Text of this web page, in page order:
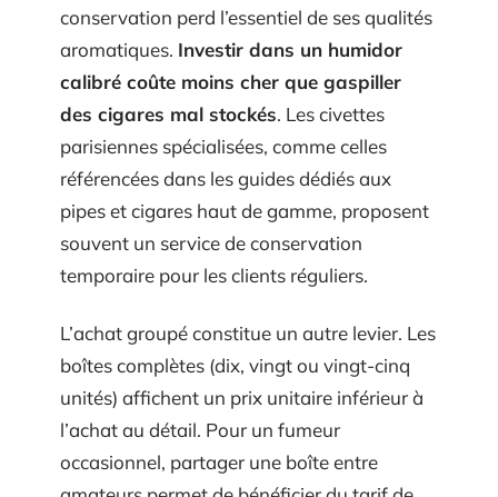
conservation perd l’essentiel de ses qualités
aromatiques. Investir dans un humidor
calibré coûte moins cher que gaspiller
des cigares mal stockés. Les civettes
parisiennes spécialisées, comme celles
référencées dans les guides dédiés aux
pipes et cigares haut de gamme, proposent
souvent un service de conservation
temporaire pour les clients réguliers.
L’achat groupé constitue un autre levier. Les
boîtes complètes (dix, vingt ou vingt-cinq
unités) affichent un prix unitaire inférieur à
l’achat au détail. Pour un fumeur
occasionnel, partager une boîte entre